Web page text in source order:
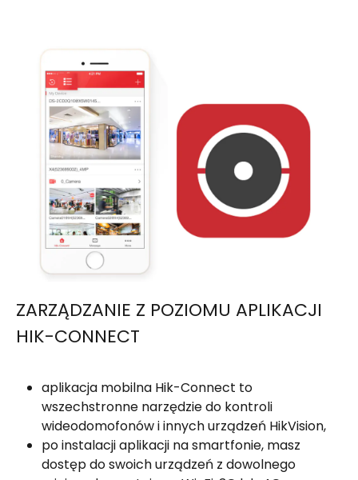
ZARZĄDZANIE Z POZIOMU APLIKACJI
HIK-CONNECT
aplikacja mobilna Hik-Connect to
wszechstronne narzędzie do kontroli
wideodomofonów i innych urządzeń HikVision,
po instalacji aplikacji na smartfonie, masz
dostęp do swoich urządzeń z dowolnego